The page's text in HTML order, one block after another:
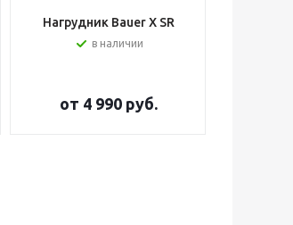
Нагрудник Bauer X SR
в наличии
от 4 990 руб.